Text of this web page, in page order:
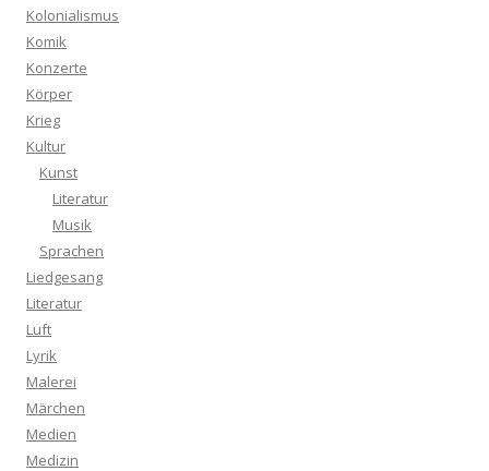
Kolonialismus
Komik
Konzerte
Körper
Krieg
Kultur
Kunst
Literatur
Musik
Sprachen
Liedgesang
Literatur
Luft
Lyrik
Malerei
Märchen
Medien
Medizin